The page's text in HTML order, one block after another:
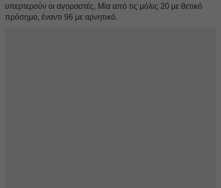
υπερτερούν οι αγοραστές. Μία από τις μόλις 20 με θετικό
πρόσημο, έναντι 96 με αρνητικό.